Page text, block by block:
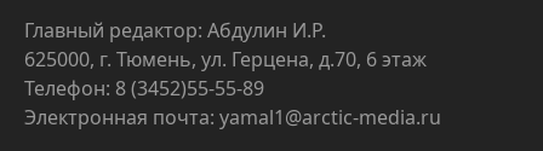
Главный редактор: Абдулин И.Р.
625000, г. Тюмень, ул. Герцена, д.70, 6 этаж
Телефон: 8 (3452)55-55-89
Электронная почта: yamal1@arctic-media.ru